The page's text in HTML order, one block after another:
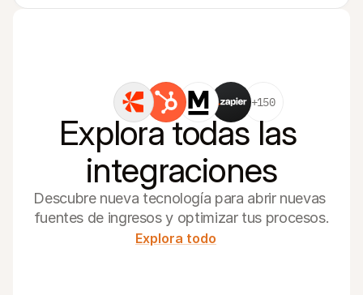
+150
Explora todas las
integraciones
Descubre nueva tecnología para abrir nuevas
fuentes de ingresos y optimizar tus procesos.
Explora todo